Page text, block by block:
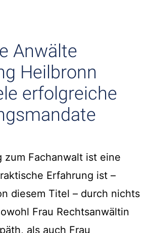
Anwälte
Heilbronn
erfolgreiche
zum Fachanwalt ist eine
Erfahrung ist –
diesem Titel – durch nichts
Frau Rechtsanwältin
als auch Frau